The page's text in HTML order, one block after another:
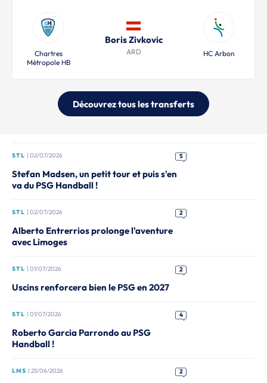
Chartres
Métropole HB
Boris Zivkovic
ARD HC Arbon
Découvrez tous les transferts
STL | 02/07/2026 5
Stefan Madsen, un petit tour et puis s'en
va du PSG Handball !
STL | 02/07/2026 2
Alberto Entrerrios prolonge l'aventure
avec Limoges
STL | 01/07/2026 2
Uscins renforcera bien le PSG en 2027
STL | 01/07/2026 4
Roberto Garcia Parrondo au PSG
Handball !
LMS | 25/06/2026 2